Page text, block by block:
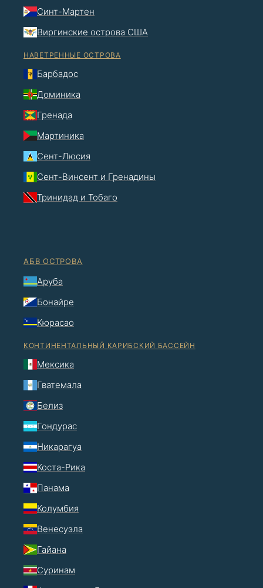
Синт-Мартен
Виргинские острова США
НАВЕТРЕННЫЕ ОСТРОВА
Барбадос
Доминика
Гренада
Мартиника
Сент-Люсия
Сент-Винсент и Гренадины
Тринидад и Тобаго
АБВ ОСТРОВА
Аруба
Бонайре
Кюрасао
КОНТИНЕНТАЛЬНЫЙ КАРИБСКИЙ БАССЕЙН
Мексика
Гватемала
Белиз
Гондурас
Никарагуа
Коста-Рика
Панама
Колумбия
Венесуэла
Гайана
Суринам